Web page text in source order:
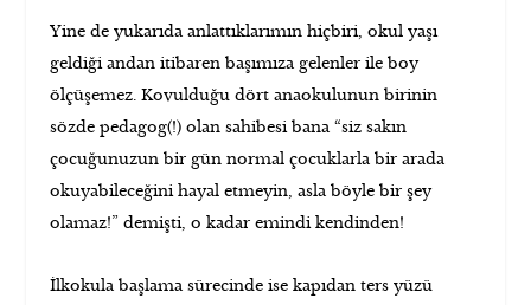
Yine de yukarıda anlattıklarımın hiçbiri, okul yaşı
geldiği andan itibaren başımıza gelenler ile boy
ölçüşemez. Kovulduğu dört anaokulunun birinin
sözde pedagog(!) olan sahibesi bana “siz sakın
çocuğunuzun bir gün normal çocuklarla bir arada
okuyabileceğini hayal etmeyin, asla böyle bir şey
olamaz!” demişti, o kadar emindi kendinden!
İlkokula başlama sürecinde ise kapıdan ters yüzü